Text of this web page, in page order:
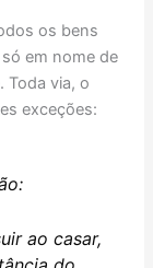
os bens
em nome de
Toda via, o
exceções:
ao casar,